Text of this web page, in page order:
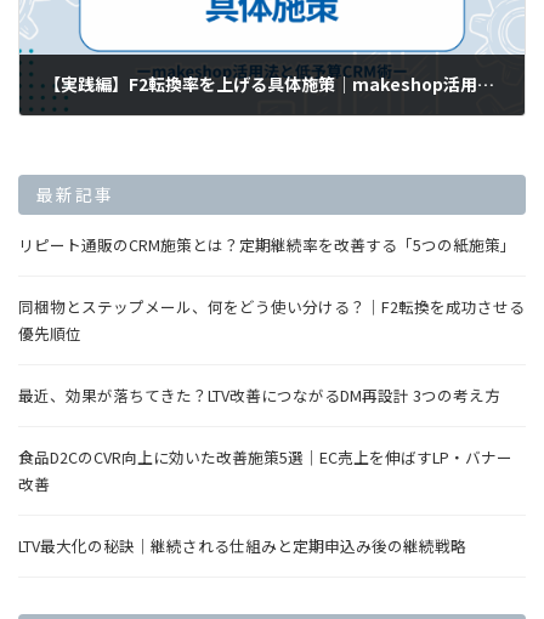
【実践編】F2転換率を上げる具体施策｜makeshop活用法と低予算CRM術を解説
最新記事
リピート通販のCRM施策とは？定期継続率を改善する「5つの紙施策」
同梱物とステップメール、何をどう使い分ける？｜F2転換を成功させる
優先順位
最近、効果が落ちてきた？LTV改善につながるDM再設計 3つの考え方
食品D2CのCVR向上に効いた改善施策5選｜EC売上を伸ばすLP・バナー
改善
LTV最大化の秘訣｜継続される仕組みと定期申込み後の継続戦略